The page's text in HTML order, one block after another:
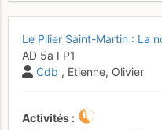
Le Pilier Saint-Martin : La
AD 5a I P1
Cdb , Etienne, Olivier
Activités